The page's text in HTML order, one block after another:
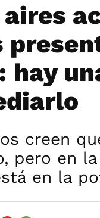
aires
hay
creen
pero en
en la